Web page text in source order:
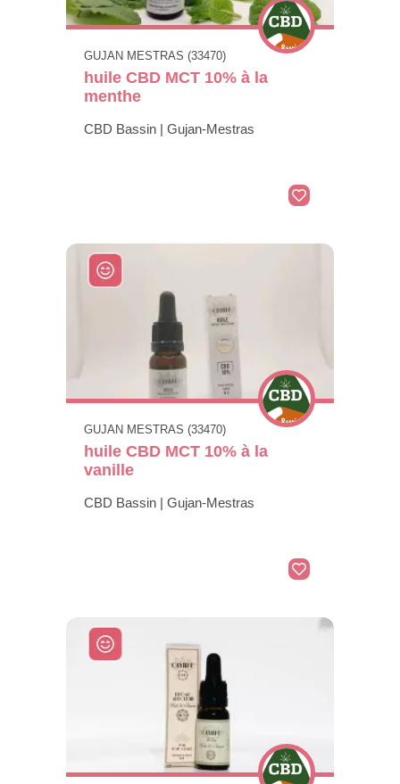
GUJAN MESTRAS (33470)
huile CBD MCT 10% à la
menthe
CBD Bassin | Gujan-Mestras
GUJAN MESTRAS (33470)
huile CBD MCT 10% à la
vanille
CBD Bassin | Gujan-Mestras